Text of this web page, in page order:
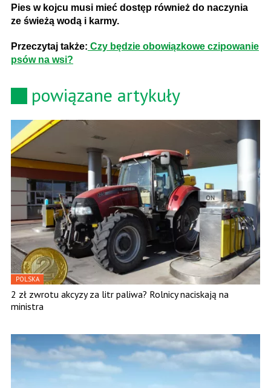
Pies w kojcu musi mieć dostęp również do naczynia
ze świeżą wodą i karmy.
Przeczytaj także: Czy będzie obowiązkowe czipowanie
psów na wsi?
powiązane artykuły
POLSKA
2 zł zwrotu akcyzy za litr paliwa? Rolnicy naciskają na
ministra